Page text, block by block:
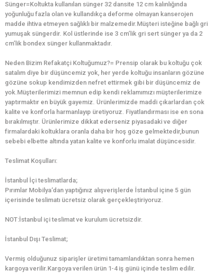
Sünger=Koltukta kullanılan sünger 32 dansite 12 cm kalınlığında
yoğunluğu fazla olan ve kullandıkça deforme olmayan kanserojen
madde ihtiva etmeyen sağlıklı bir malzemedir.Müşteri isteğine bağlı gri
yumuşak süngerdir. Kol üstlerinde ise 3 cm’lik gri sert sünger ya da 2
cm’lik bondex sünger kullanmaktadır.
Neden Bizim Refakatçi Koltuğumuz?= Prensip olarak bu koltuğu çok
satalım diye bir düşüncemiz yok, her yerde koltuğu insanların gözüne
gözüne sokup kendimizden nefret ettirmek gibi bir düşüncemiz de
yok.Müşterilerimizi memnun edip kendi reklamımızı müşterilerimize
yaptırmaktır en büyük gayemiz. Ürünlerimizde maddi çıkarlardan çok
kalite ve konforla harmanlayıp üretiyoruz. Fiyatlandırması ise en sona
bırakılmıştır. Ürünlerimize dikkat ederseniz piyasadaki ve diğer
firmalardaki koltuklara oranla daha bir hoş göze gelmektedir,bunun
sebebi elbette altında yatan kalite ve konforlu imalat düşüncesidir.
Teslimat Koşulları:
İstanbul İçi teslimatlarda;
Pırımlar Mobilya‘dan yaptığınız alışverişlerde İstanbul içine 5 gün
içerisinde teslimatı ücretsiz olarak gerçekleştiriyoruz.
NOT:İstanbul içi teslimat ve kurulum ücretsizdir.
İstanbul Dışı Teslimat;
Vermiş olduğunuz siparişler üretimi tamamlandıktan sonra hemen
kargoya verilir.Kargoya verilen ürün 1-4 iş günü içinde teslim edilir.